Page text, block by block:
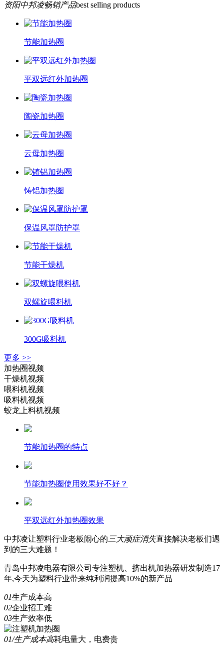
资阳中邦凌畅销产品best selling products
节能加热圈
平双远红外加热圈
陶瓷加热圈
云母加热圈
铸铝加热圈
保温风罩防护罩
节能干燥机
双螺旋喂料机
300G吸料机
更多 >>
加热圈视频
干燥机视频
喂料机视频
吸料机视频
蛟龙上料机视频
节能加热圈的特点
节能加热圈使用效果好不好？
平双远红外加热圈效果
中邦凌让塑料行业老板闹心的 三大顽症消失直接解决老板们遇
到的三大难题！
青岛中邦凌电器有限公司专注塑机、挤出机加热器研发制造17
年,今天为塑料行业带来纯利润提高10%的新产品
01生产成本高
02企业招工难
03生产效率低
01/生产成本高耗电量大，电费贵